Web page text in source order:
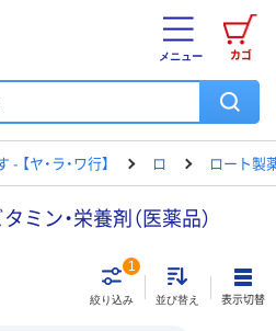
カゴ
メニュー
【ヤ・ラ・ワ行】 ロ ロート製
ミン・栄養剤（医薬品）
絞り込み
1
並び替え 表示切替